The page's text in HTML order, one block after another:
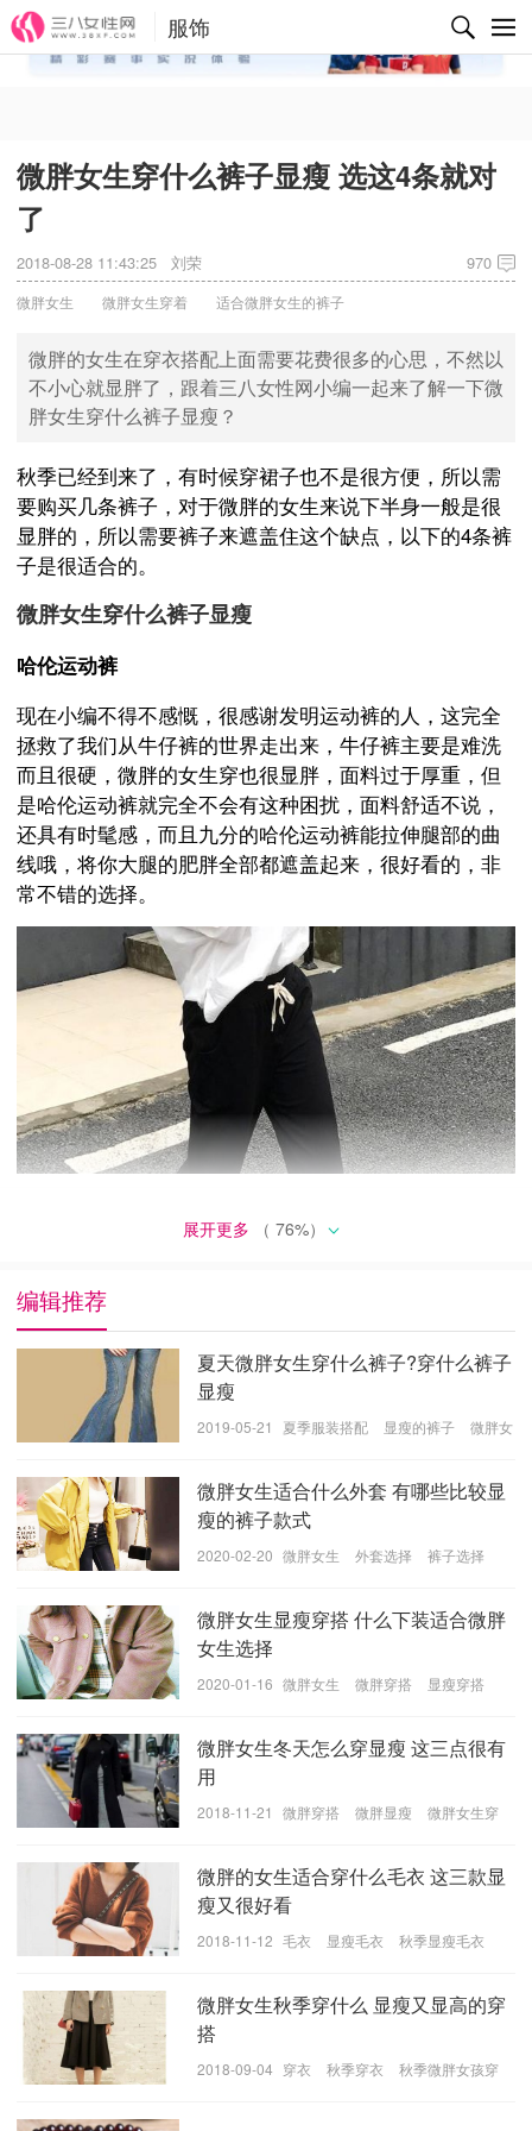
✕
服饰
微胖女生穿什么裤子显瘦 选这4条就对
了
2018-08-28 11:43:25 刘荣 970
微胖女生 微胖女生穿着 适合微胖女生的裤子
微胖的女生在穿衣搭配上面需要花费很多的心思，不然以
不小心就显胖了，跟着三八女性网小编一起来了解一下微
胖女生穿什么裤子显瘦？
秋季已经到来了，有时候穿裙子也不是很方便，所以需
要购买几条裤子，对于微胖的女生来说下半身一般是很
显胖的，所以需要裤子来遮盖住这个缺点，以下的4条裤
子是很适合的。
微胖女生穿什么裤子显瘦
哈伦运动裤
现在小编不得不感慨，很感谢发明运动裤的人，这完全
拯救了我们从牛仔裤的世界走出来，牛仔裤主要是难洗
而且很硬，微胖的女生穿也很显胖，面料过于厚重，但
是哈伦运动裤就完全不会有这种困扰，面料舒适不说，
还具有时髦感，而且九分的哈伦运动裤能拉伸腿部的曲
线哦，将你大腿的肥胖全部都遮盖起来，很好看的，非
常不错的选择。
休闲裤也是宽松的样式，是非常的适合微胖的妹子的，
一般九分的休闲裤都是上半截有点宽大，小腿的部位是
收紧的，避免宽松的裤型压身高，而且是舒适的，休闲
裤也容易清洗，面料比较轻薄，秋季出太阳也不会觉得
很热，也不会有紧绷的感觉，值得购买。
展开更多 （ 76%）
编辑推荐
夏天微胖女生穿什么裤子?穿什么裤子
显瘦
2019-05-21 夏季服装搭配 显瘦的裤子
微胖女
微胖女生适合什么外套 有哪些比较显
瘦的裤子款式
2020-02-20 微胖女生 外套选择 裤子选择
微胖女生显瘦穿搭 什么下装适合微胖
女生选择
2020-01-16 微胖女生 微胖穿搭 显瘦穿搭
微胖女生冬天怎么穿显瘦 这三点很有
用
2018-11-21 微胖穿搭 微胖显瘦
微胖女生穿
微胖的女生适合穿什么毛衣 这三款显
瘦又很好看
2018-11-12 毛衣 显瘦毛衣 秋季显瘦毛衣
微胖女生秋季穿什么 显瘦又显高的穿
搭
2018-09-04 穿衣 秋季穿衣
秋季微胖女孩穿